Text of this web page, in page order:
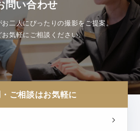
問い合わせ
二人にぴったりの撮影をご提案。
お気軽にご相談ください。
ご相談はお気軽に